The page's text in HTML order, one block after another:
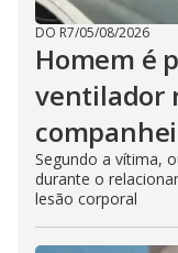
DO R7/05/08/2026
Homem é
ventilador
Segundo a vítima,
durante o
lesão corporal